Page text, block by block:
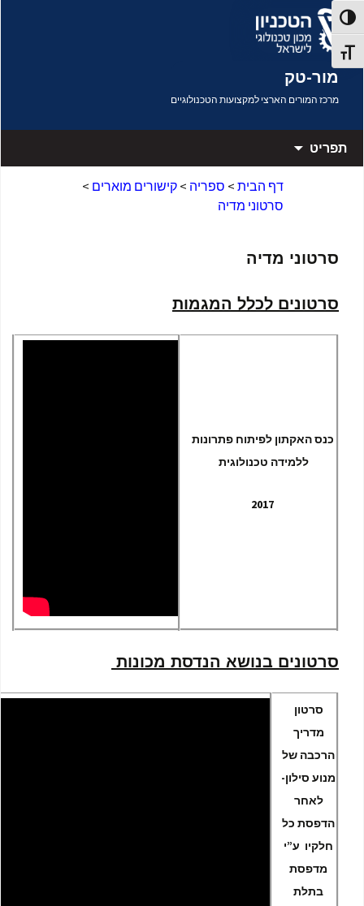
דלג לתוכן
הפעל/כבה ניגודיות גבוהה
מתג גודל גופן
מור-טק
מרכז המורים הארצי למקצועות הטכנולוגיים
תפריט
דף הבית > ספריה > קישורים מוארים >
סרטוני מדיה
סרטוני מדיה
סרטונים לכלל המגמות
כנס האקתון לפיתוח פתרונות
ללמידה טכנולוגית
2017
סרטונים בנושא הנדסת מכונות
סרטון
מדריך
הרכבה של
מנוע סילון-
לאחר
הדפסת כל
חלקיו ע”י
מדפסת
בתלת